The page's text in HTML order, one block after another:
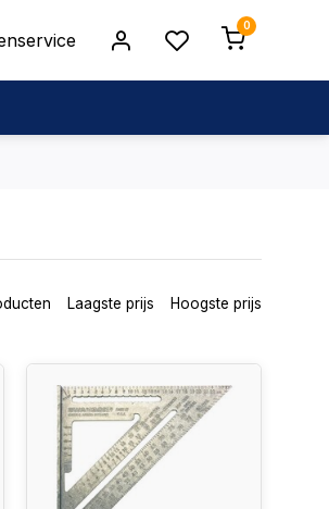
0
Laagste prijs Hoogste prijs